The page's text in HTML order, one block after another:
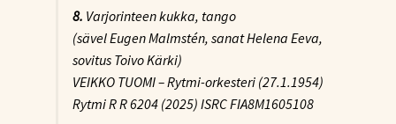
8. Varjorinteen kukka, tango
(sävel Eugen Malmstén, sanat Helena Eeva,
sovitus Toivo Kärki)
VEIKKO TUOMI – Rytmi-orkesteri (27.1.1954)
Rytmi R R 6204 (2025) ISRC FIA8M1605108